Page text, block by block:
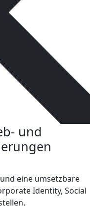
und
eine umsetzbare
Identity, Social